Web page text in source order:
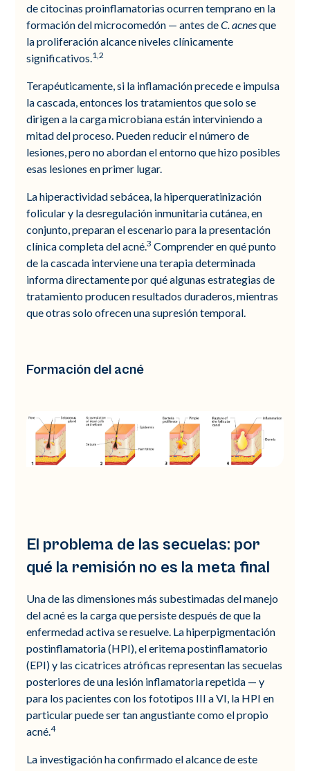
de citocinas proinflamatorias ocurren temprano en la
formación del microcomedón — antes deC. acnesque
la proliferación alcance niveles clínicamente
significativos.1,2
Terapéuticamente, si la inflamación precede e impulsa
la cascada, entonces los tratamientos que solo se
dirigen a la carga microbiana están interviniendo a
mitad del proceso. Pueden reducir el número de
lesiones, pero no abordan el entorno que hizo posibles
esas lesiones en primer lugar.
La hiperactividad sebácea, la hiperqueratinización
folicular y la desregulación inmunitaria cutánea, en
conjunto, preparan el escenario para la presentación
clínica completa del acné.3 Comprender en qué punto
de la cascada interviene una terapia determinada
informa directamente por qué algunas estrategias de
tratamiento producen resultados duraderos, mientras
que otras solo ofrecen una supresión temporal.
Formación del acné
El problema de las secuelas: por
qué la remisión no es la meta final
Una de las dimensiones más subestimadas del manejo
del acné es la carga que persiste después de que la
enfermedad activa se resuelve. La hiperpigmentación
postinflamatoria (HPI), el eritema postinflamatorio
(EPI) y las cicatrices atróficas representan las secuelas
posteriores de una lesión inflamatoria repetida — y
para los pacientes con los fototipos III a VI, la HPI en
particular puede ser tan angustiante como el propio
acné.4
La investigación ha confirmado el alcance de este